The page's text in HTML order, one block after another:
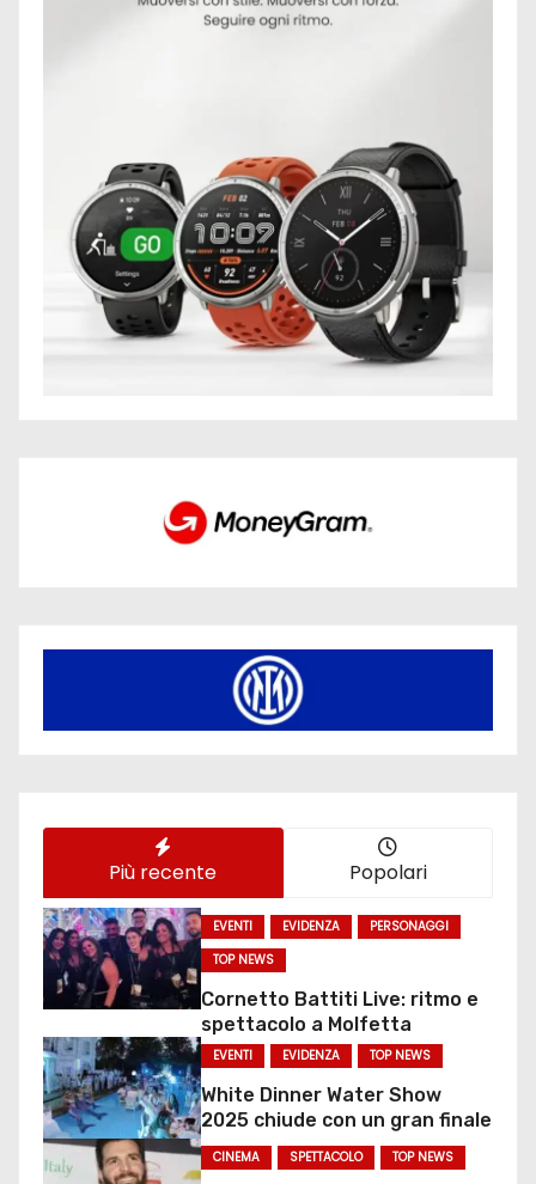
Più recente Popolari
EVENTI EVIDENZA
PERSONAGGI
TOP NEWS
Cornetto Battiti Live: ritmo e
spettacolo a Molfetta
EVENTI EVIDENZA TOP NEWS
White Dinner Water Show
2025 chiude con un gran finale
CINEMA SPETTACOLO TOP NEWS